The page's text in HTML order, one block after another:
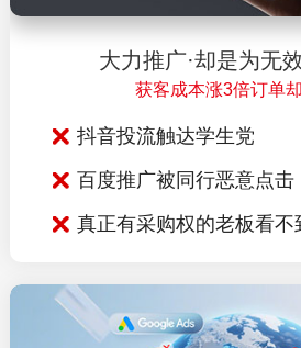
大力推广·却是为无
获客成本涨3倍订单
抖音投流触达学生党
百度推广被同行恶意点击
真正有采购权的老板看不